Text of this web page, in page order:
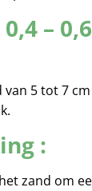
– 0,6
van 5 tot 7
:
zand om